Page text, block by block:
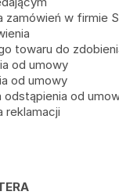
zamówień w firmie
towaru do
od umowy
od umowy
odstąpienia od
reklamacji